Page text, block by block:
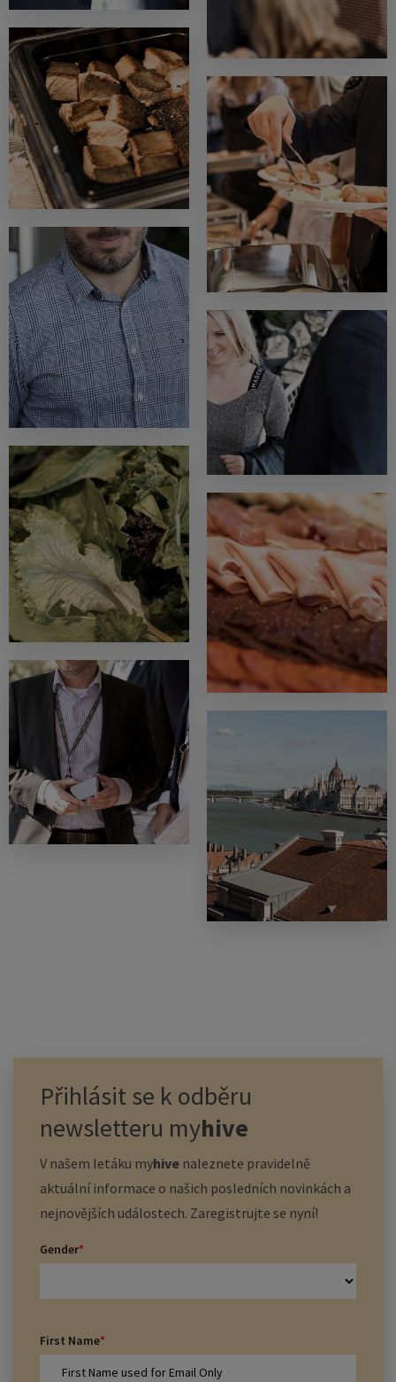
Přihlásit se k odběru
newsletteru myhive
V našem letáku myhive naleznete pravidelně
aktuální informace o našich posledních novinkách a
nejnovějších událostech. Zaregistrujte se nyní!
Gender*
First Name*